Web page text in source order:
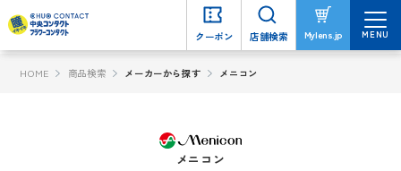
クーポン 店舗検索 Mylens.jp MENU
HOME 商品検索 メーカーから探す メニコン
メニコン
クーポン 店舗検索 Mylens.jp MENU